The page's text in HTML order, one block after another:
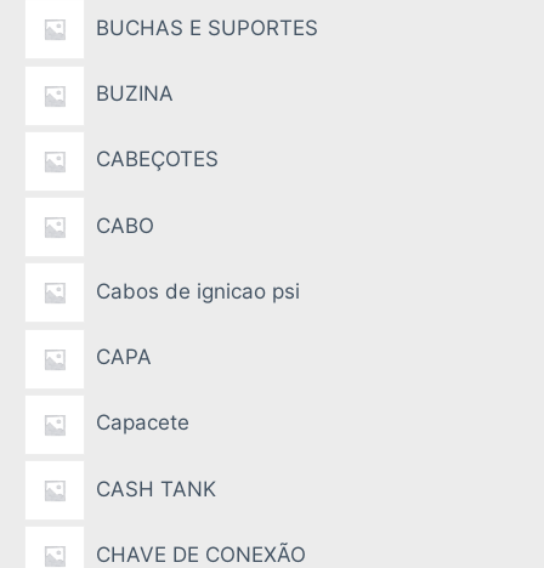
BUCHAS E SUPORTES
BUZINA
CABEÇOTES
CABO
Cabos de ignicao psi
CAPA
Capacete
CASH TANK
CHAVE DE CONEXÃO